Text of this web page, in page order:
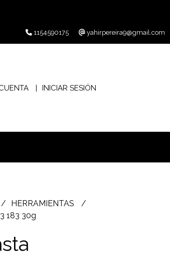
1154590175 yahirpereira9@gmail.com
INICIAR SESIÓN
HERRAMIENTAS
183 30g